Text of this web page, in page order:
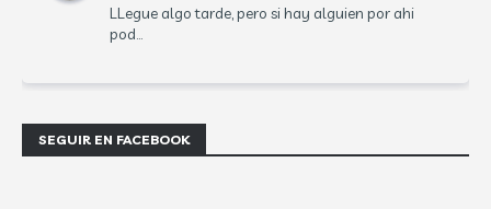
LLegue algo tarde, pero si hay alguien por ahi
pod...
SEGUIR EN FACEBOOK